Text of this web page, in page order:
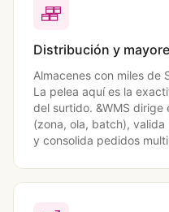
Distribución y
Almacenes con miles de
La pelea aquí es la
del surtido. &WMS
(zona, ola, batch),
y consolida pedidos